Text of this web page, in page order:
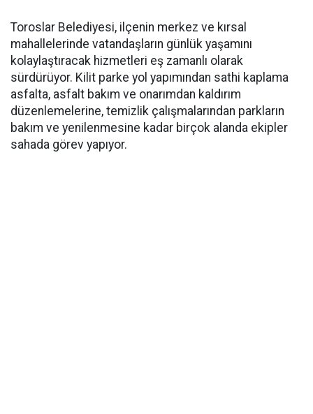
Toroslar Belediyesi, ilçenin merkez ve kırsal
mahallelerinde vatandaşların günlük yaşamını
kolaylaştıracak hizmetleri eş zamanlı olarak
sürdürüyor. Kilit parke yol yapımından sathi kaplama
asfalta, asfalt bakım ve onarımdan kaldırım
düzenlemelerine, temizlik çalışmalarından parkların
bakım ve yenilenmesine kadar birçok alanda ekipler
sahada görev yapıyor.